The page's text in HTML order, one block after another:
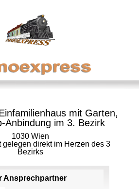
mit Garten,
Anbindung im 3. Bezirk
1030 Wien
gelegen direkt im Herzen des 3
Bezirks
Ansprechpartner